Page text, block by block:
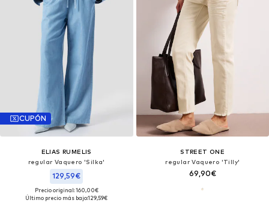
CUPÓN
ELIAS RUMELIS
regular Vaquero 'Silka'
129,59€
Precio original: 160,00€
Último precio más bajo:129,59€
STREET ONE
regular Vaquero 'Tilly'
69,90€